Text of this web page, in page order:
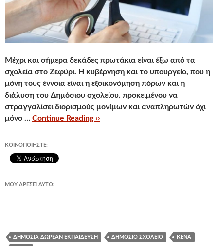
Μέχρι και σήμερα δεκάδες πρωτάκια είναι έξω από τα
σχολεία στο Ζεφύρι. Η κυβέρνηση και το υπουργείο, που η
μόνη τους έννοια είναι η εξοικονόμηση πόρων και η
διάλυση του Δημόσιου σχολείου, προκειμένου να
στραγγαλίσει διορισμούς μονίμων και αναπληρωτών όχι
μόνο … Continue Reading ››
ΚΟΙΝΟΠΟΙΉΣΤΕ:
ΜΟΥ ΑΡΈΣΕΙ ΑΥΤΌ:
ΔΗΜΌΣΙΑ ΔΩΡΕΆΝ ΕΚΠΑΊΔΕΥΣΗ ΔΗΜΌΣΙΟ ΣΧΟΛΕΊΟ ΚΕΝΆ